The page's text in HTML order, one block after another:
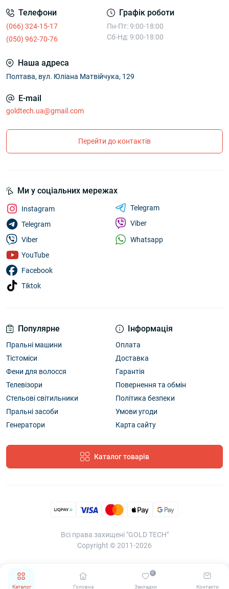
Каталог Головна Закладки
0
Контакти
Телефони
(066) 324-15-17
(050) 962-70-76
Графік роботи
Пн-Пт: 9:00-18:00
Сб-Нд: 9:00-18:00
Наша адреса
Полтава, вул. Юліана Матвійчука, 129
E-mail
goldtech.ua@gmail.com
Перейти до контактів
Популярне
Пральні машини
Тістоміси
Фени для волосся
Телевізори
Стельові світильники
Пральні засоби
Генератори
Інформація
Оплата
Доставка
Гарантія
Повернення та обмін
Політика безпеки
Умови угоди
Карта сайту
Каталог товарів
Ми у соціальних мережах
Instagram
Telegram
Viber
YouTube
Facebook
Tiktok
Telegram
Viber
Whatsapp
Всі права захищені "GOLD TECH"
Copyright © 2011-2026